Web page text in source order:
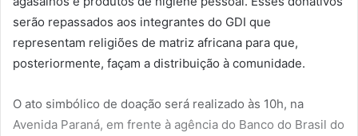
serão repassados aos integrantes do GDI que
representam religiões de matriz africana para que,
posteriormente, façam a distribuição à comunidade.
O ato simbólico de doação será realizado às 10h, na
Avenida Paraná, em frente à agência do Banco do Brasil do